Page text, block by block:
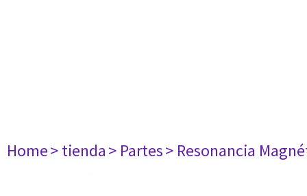
Home> tienda> Partes> Resonancia